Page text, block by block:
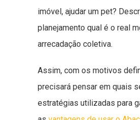
imóvel, ajudar um pet?
planejamento qual é o real
arrecadação coletiva.
Assim, com os motivos
precisará pensar em quais
estratégias utilizadas para